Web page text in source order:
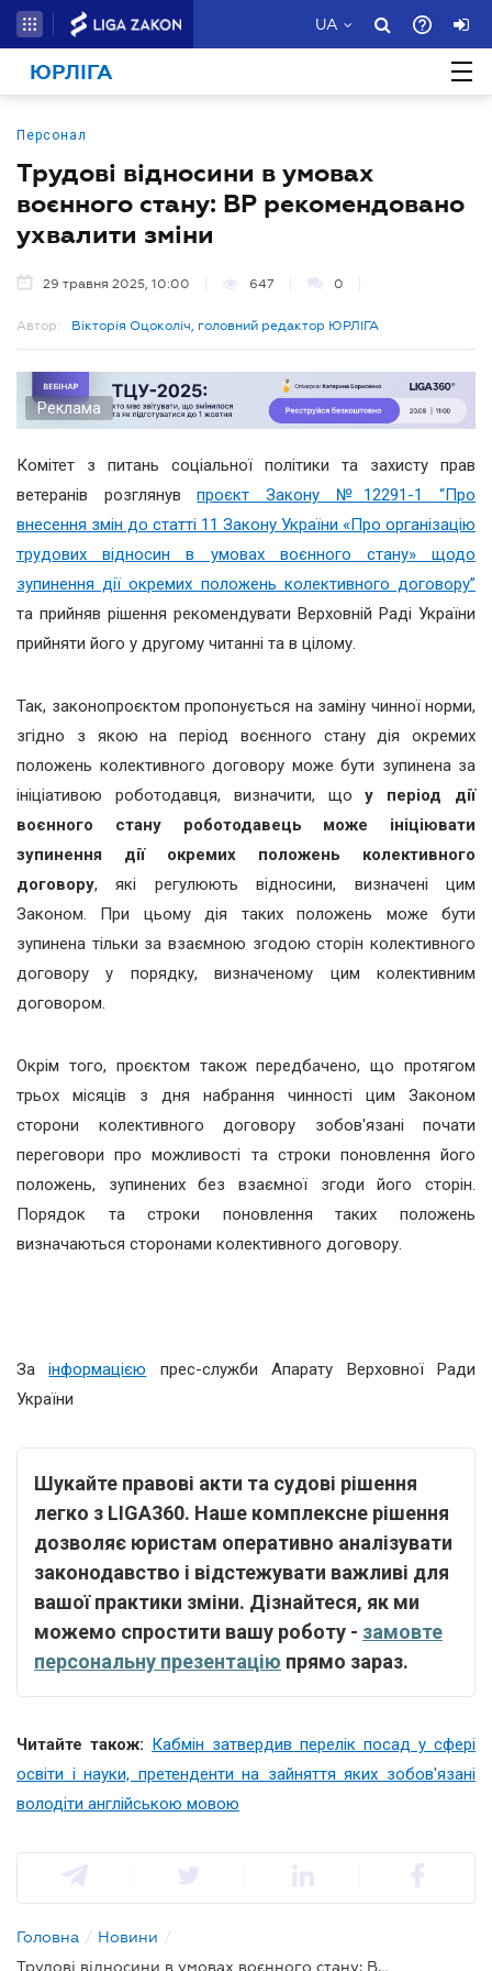
UA
ЮРЛІГА
Персонал
Трудові відносини в умовах
воєнного стану: ВР рекомендовано
ухвалити зміни
29 травня 2025, 10:00 647 0
Автор: Вікторія Оцоколіч, головний редактор ЮРЛІГА
Реклама
Комітет з питань соціальної політики та захисту прав
ветеранів розглянувпроєкт Закону №12291-1 “Про
внесення змін до статті 11 Закону України «Про організацію
трудових відносин в умовах воєнного стану» щодо
зупинення дії окремих положень колективного договору”
та прийняв рішення рекомендувати Верховній Раді України
прийняти його у другому читанні та в цілому.
Так, законопроєктом пропонується на заміну чинної норми,
згідно з якою на період воєнного стану дія окремих
положень колективного договору може бути зупинена за
ініціативою роботодавця, визначити, щоу період дії
воєнного стану роботодавець може ініціювати
зупинення дії окремих положень колективного
договору, які регулюють відносини, визначені цим
Законом. При цьому дія таких положень може бути
зупинена тільки за взаємною згодою сторін колективного
договору у порядку, визначеному цим колективним
договором.
Окрім того, проєктом також передбачено, що протягом
трьох місяців з дня набрання чинності цим Законом
сторони колективного договору зобов'язані почати
переговори про можливості та строки поновлення його
положень, зупинених без взаємної згоди його сторін.
Порядок та строки поновлення таких положень
визначаються сторонами колективного договору.
Заінформацією прес-служби Апарату Верховної Ради
України
Шукайте правові акти та судові рішення
легко з LIGA360. Наше комплексне рішення
дозволяє юристам оперативно аналізувати
законодавство і відстежувати важливі для
вашої практики зміни. Дізнайтеся, як ми
можемо спростити вашу роботу - замовте
персональну презентацію прямо зараз.
Читайте також: Кабмін затвердив перелік посад у сфері
освіти і науки, претенденти на зайняття яких зобов'язані
володіти англійською мовою
Головна / Новини /
Трудові відносини в умовах воєнного стану: ВР рекомендовано ухвалити зміни